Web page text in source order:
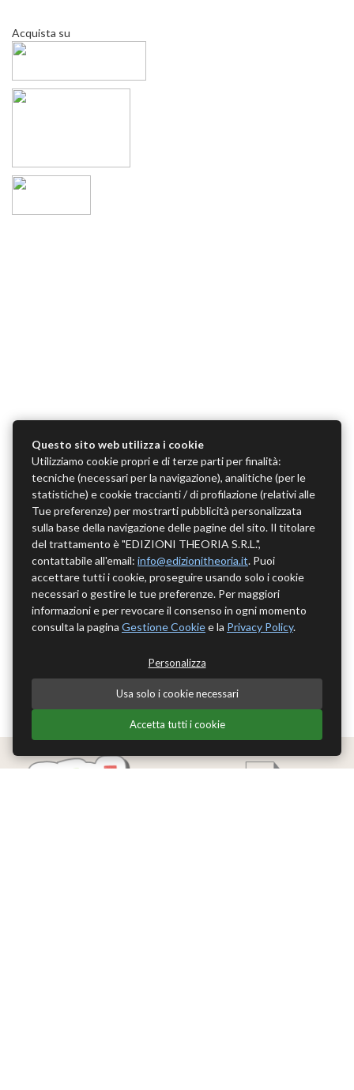
Acquista su
Questo sito web utilizza i cookie
Utilizziamo cookie propri e di terze parti per finalità:
tecniche (necessari per la navigazione), analitiche (per le
statistiche) e cookie traccianti / di profilazione (relativi alle
Tue preferenze) per mostrarti pubblicità personalizzata
sulla base della navigazione delle pagine del sito. Il titolare
del trattamento è "EDIZIONI THEORIA S.R.L.",
contattabile all'email: info@edizionitheoria.it. Puoi
accettare tutti i cookie, proseguire usando solo i cookie
necessari o gestire le tue preferenze. Per maggiori
informazioni e per revocare il consenso in ogni momento
consulta la pagina Gestione Cookiee la Privacy Policy.
Personalizza
Usa solo i cookie necessari
Accetta tutti i cookie